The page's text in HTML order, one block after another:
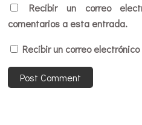
Recibir un correo
comentarios a esta entrada.
Recibir un correo